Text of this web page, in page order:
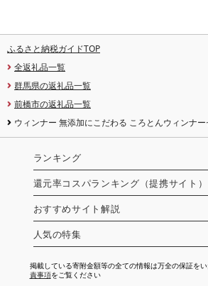
ふるさと納税ガイドTOP
全返礼品一覧
群馬県の返礼品一覧
前橋市の返礼品一覧
ウィンナー 無添加にこだわる ころとんウィンナ
ランキング
還元率コスパランキング（提携サイト）
おすすめサイト解説
人気の特集
掲載している寄附金額等の全ての情報は万全の保証を
責事項をご覧ください